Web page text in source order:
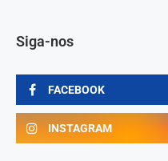
Siga-nos
FACEBOOK
INSTAGRAM